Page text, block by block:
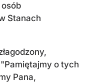
Stanach
o tych
Pana,